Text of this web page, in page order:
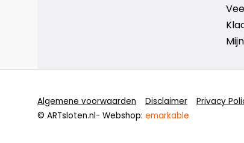
Algemene voorwaarden Disclaimer Privacy
© ARTsloten.nl- Webshop: emarkable